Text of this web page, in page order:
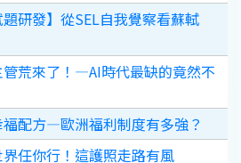
題研發】從SEL自我覺察看蘇軾
管荒來了！—AI時代最缺的竟然不
福配方—歐洲福利制度有多強？
界任你行！這護照走路有風